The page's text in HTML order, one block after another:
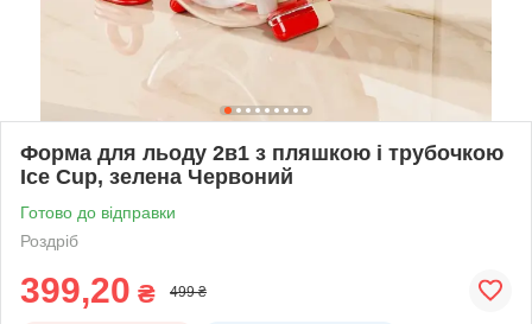
Форма для льоду 2в1 з пляшкою і трубочкою
Ice Cup, зелена Червоний
Готово до відправки
Роздріб
399,20 ₴ 499 ₴